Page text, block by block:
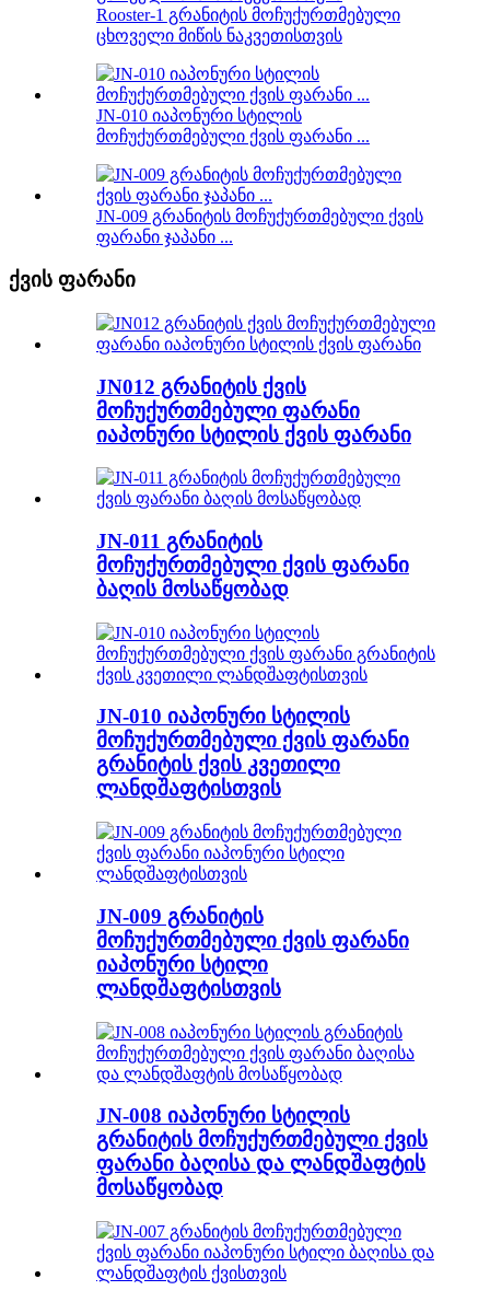
Rooster-1 გრანიტის მოჩუქურთმებული
ცხოველი მიწის ნაკვეთისთვის
JN-010 იაპონური სტილის
მოჩუქურთმებული ქვის ფარანი ...
JN-009 გრანიტის მოჩუქურთმებული ქვის
ფარანი ჯაპანი ...
ქვის ფარანი
JN012 გრანიტის ქვის
მოჩუქურთმებული ფარანი
იაპონური სტილის ქვის ფარანი
JN-011 გრანიტის
მოჩუქურთმებული ქვის ფარანი
ბაღის მოსაწყობად
JN-010 იაპონური სტილის
მოჩუქურთმებული ქვის ფარანი
გრანიტის ქვის კვეთილი
ლანდშაფტისთვის
JN-009 გრანიტის
მოჩუქურთმებული ქვის ფარანი
იაპონური სტილი
ლანდშაფტისთვის
JN-008 იაპონური სტილის
გრანიტის მოჩუქურთმებული ქვის
ფარანი ბაღისა და ლანდშაფტის
მოსაწყობად